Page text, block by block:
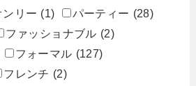
リー (1) パーティー (28)
ファッショナブル (2)
フォーマル (127)
フレンチ (2)